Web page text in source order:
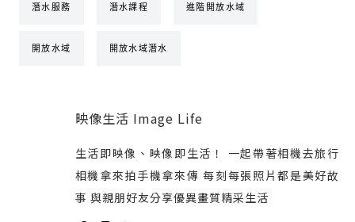
潛水服務 潛水課程 進階開放水域
開放水域 開放水域潛水
映像生活 Image Life
生活即映像、映像即生活！ 一起帶著相機去旅行
相機拿來拍手機拿來傳 每刻每張照片都是美好故
事 與親朋好友分享優異畫質精采生活